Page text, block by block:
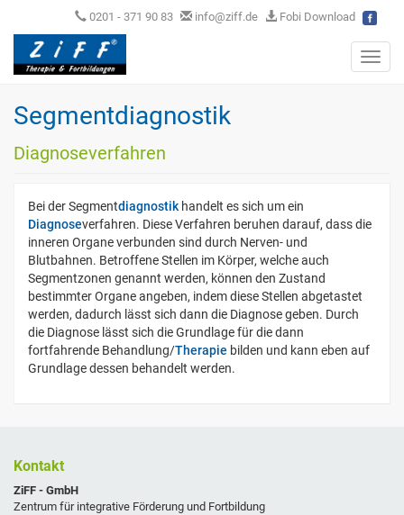
0201 - 371 90 83 info@ziff.de Fobi Download
Segmentdiagnostik
Diagnoseverfahren
Bei der Segmentdiagnostik handelt es sich umein
Diagnoseverfahren. Diese Verfahren beruhen darauf, dass die
inneren Organe verbunden sind durch Nerven- und
Blutbahnen. Betroffene Stellen im Körper, welche auch
Segmentzonen genannt werden, können den Zustand
bestimmter Organe angeben, indem diese Stellen abgetastet
werden, dadurch lässt sich dann die Diagnose geben. Durch
die Diagnose lässt sich die Grundlage für die dann
fortfahrende Behandlung/Therapie bilden und kann eben auf
Grundlage dessen behandelt werden.
Kontakt
ZiFF - GmbH
Zentrum für integrative Förderung und Fortbildung